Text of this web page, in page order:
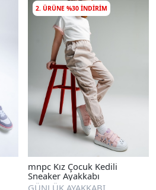
2. ÜRÜNE %30 INDIRIM
mnpc Kız Çocuk Kedili
Sneaker Ayakkabı